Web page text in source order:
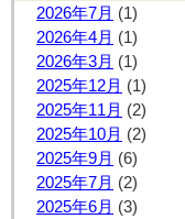
2026年7月 (1)
2026年4月 (1)
2026年3月 (1)
2025年12月 (1)
2025年11月 (2)
2025年10月 (2)
2025年9月 (6)
2025年7月 (2)
2025年6月 (3)